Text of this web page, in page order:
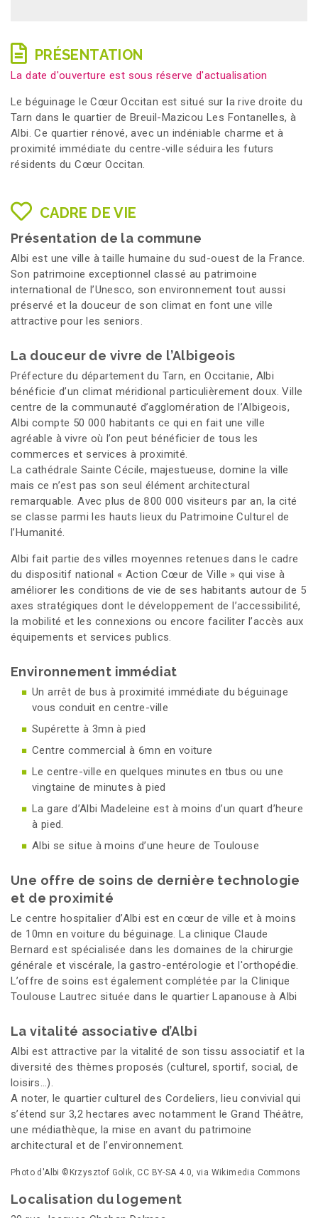
PRÉSENTATION
La date d'ouverture est sous réserve d'actualisation
Le béguinage le Cœur Occitan est situé sur la rive droite du
Tarn dans le quartier de Breuil-Mazicou Les Fontanelles, à
Albi. Ce quartier rénové, avec un indéniable charme et à
proximité immédiate du centre-ville séduira les futurs
résidents du Cœur Occitan.
CADRE DE VIE
Présentation de la commune
Albi est une ville à taille humaine du sud-ouest de la France.
Son patrimoine exceptionnel classé au patrimoine
international de l’Unesco, son environnement tout aussi
préservé et la douceur de son climat en font une ville
attractive pour les seniors.
La douceur de vivre de l’Albigeois
Préfecture du département du Tarn, en Occitanie, Albi
bénéficie d’un climat méridional particulièrement doux. Ville
centre de la communauté d’agglomération de l’Albigeois,
Albi compte 50 000 habitants ce qui en fait une ville
agréable à vivre où l’on peut bénéficier de tous les
commerces et services à proximité.
La cathédrale Sainte Cécile, majestueuse, domine la ville
mais ce n’est pas son seul élément architectural
remarquable. Avec plus de 800 000 visiteurs par an, la cité
se classe parmi les hauts lieux du Patrimoine Culturel de
l’Humanité.
Albi fait partie des villes moyennes retenues dans le cadre
du dispositif national « Action Cœur de Ville » qui vise à
améliorer les conditions de vie de ses habitants autour de 5
axes stratégiques dont le développement de l’accessibilité,
la mobilité et les connexions ou encore faciliter l’accès aux
équipements et services publics.
Environnement immédiat
Un arrêt de bus à proximité immédiate du béguinage
vous conduit en centre-ville
Supérette à 3mn à pied
Centre commercial à 6mn en voiture
Le centre-ville en quelques minutes en tbus ou une
vingtaine de minutes à pied
La gare d’Albi Madeleine est à moins d’un quart d’heure
à pied.
Albi se situe à moins d’une heure de Toulouse
Une offre de soins de dernière technologie
et de proximité
Le centre hospitalier d’Albi est en cœur de ville et à moins
de 10mn en voiture du béguinage. La clinique Claude
Bernard est spécialisée dans les domaines de la chirurgie
générale et viscérale, la gastro-entérologie et l'orthopédie.
L’offre de soins est également complétée par la Clinique
Toulouse Lautrec située dans le quartier Lapanouse à Albi
La vitalité associative d’Albi
Albi est attractive par la vitalité de son tissu associatif et la
diversité des thèmes proposés (culturel, sportif, social, de
loisirs…).
A noter, le quartier culturel des Cordeliers, lieu convivial qui
s’étend sur 3,2 hectares avec notamment le Grand Théâtre,
une médiathèque, la mise en avant du patrimoine
architectural et de l’environnement.
Photo d'Albi ©Krzysztof Golik, CC BY-SA 4.0, via Wikimedia Commons
Localisation du logement